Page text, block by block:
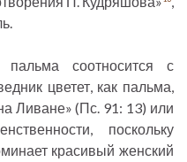
пальма соотносится с
цветет, как пальма,
Ливане» (Пс. 91: 13) или
поскольку
красивый женский